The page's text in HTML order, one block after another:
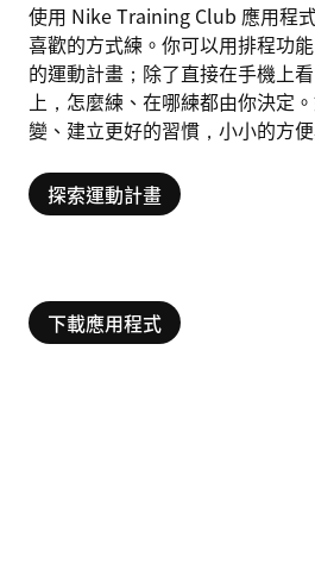
使用 Nike Training Club 應用程
喜歡的方式練。你可以用排程功
的運動計畫；除了直接在手機上
上，怎麼練、在哪練都由你決定
變、建立更好的習慣，小小的方
探索運動計畫
下載應用程式